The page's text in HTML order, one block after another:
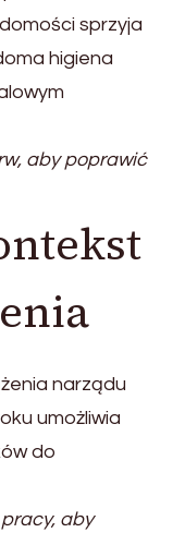
sprzyja
higiena
aby poprawić
narządu
umożliwia
do
aby